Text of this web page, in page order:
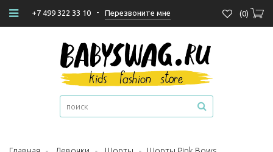
+7 499 322 33 10 - Перезвоните мне (0)